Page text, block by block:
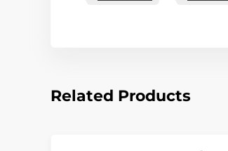
Related Products